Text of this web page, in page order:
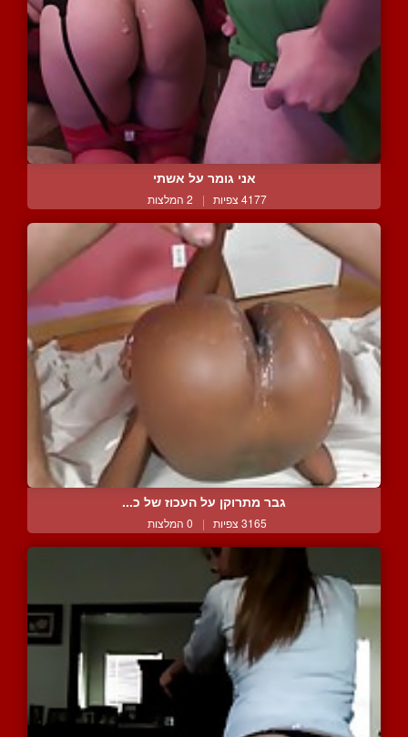
אני גומר על אשתי
4177 צפיות | 2 המלצות
גבר מתרוקן על העכוז של כ...
3165 צפיות | 0 המלצות